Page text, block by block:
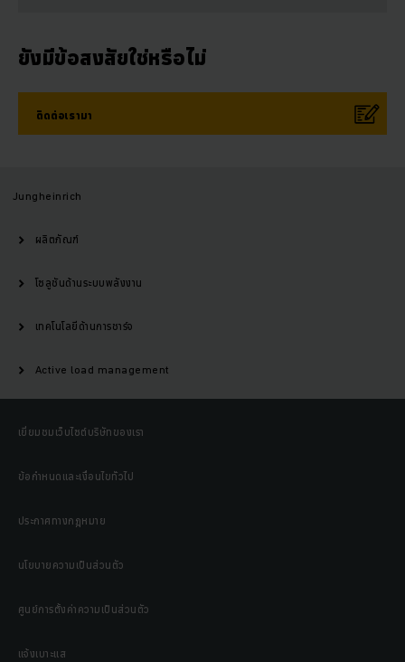
ยังมีข้อสงสัยใช่หรือไม่
ติดต่อเรามา
Jungheinrich
ผลิตภัณฑ์
โซลูชันด้านระบบพลังงาน
เทคโนโลยีด้านการชาร์จ
Active load management
เยี่ยมชมเว็บไซต์บริษัทของเรา
ข้อกำหนดและเงื่อนไขทั่วไป
ประกาศทางกฎหมาย
นโยบายความเป็นส่วนตัว
ศูนย์การตั้งค่าความเป็นส่วนตัว
แจ้งเบาะแส